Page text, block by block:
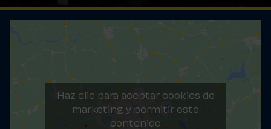
Haz clic para aceptar cookies de
marketing y permitir este
contenido